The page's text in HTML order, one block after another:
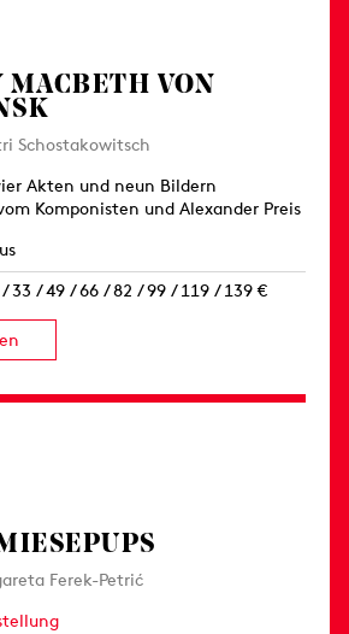
MACBETH VON
Schostakowitsch
Akten und neun Bildern
Komponisten und Alexander Preis
33 / 49 / 66 / 82 / 99 / 119 / 139 €
Ferek-Petrić